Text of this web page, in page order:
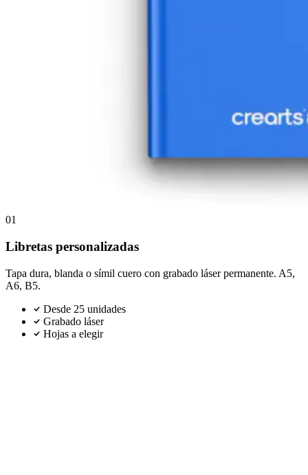
01
Libretas personalizadas
Tapa dura, blanda o símil cuero con grabado láser permanente. A5,
A6, B5.
Desde 25 unidades
Grabado láser
Hojas a elegir